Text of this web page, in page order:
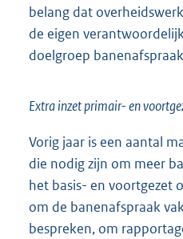
belang dat
de eigen
doelgroep
Extra inzet primair- en
Vorig jaar is een aantal
die nodig zijn om meer
het basis- en voortgezet
om de banenafspraak
bespreken, om